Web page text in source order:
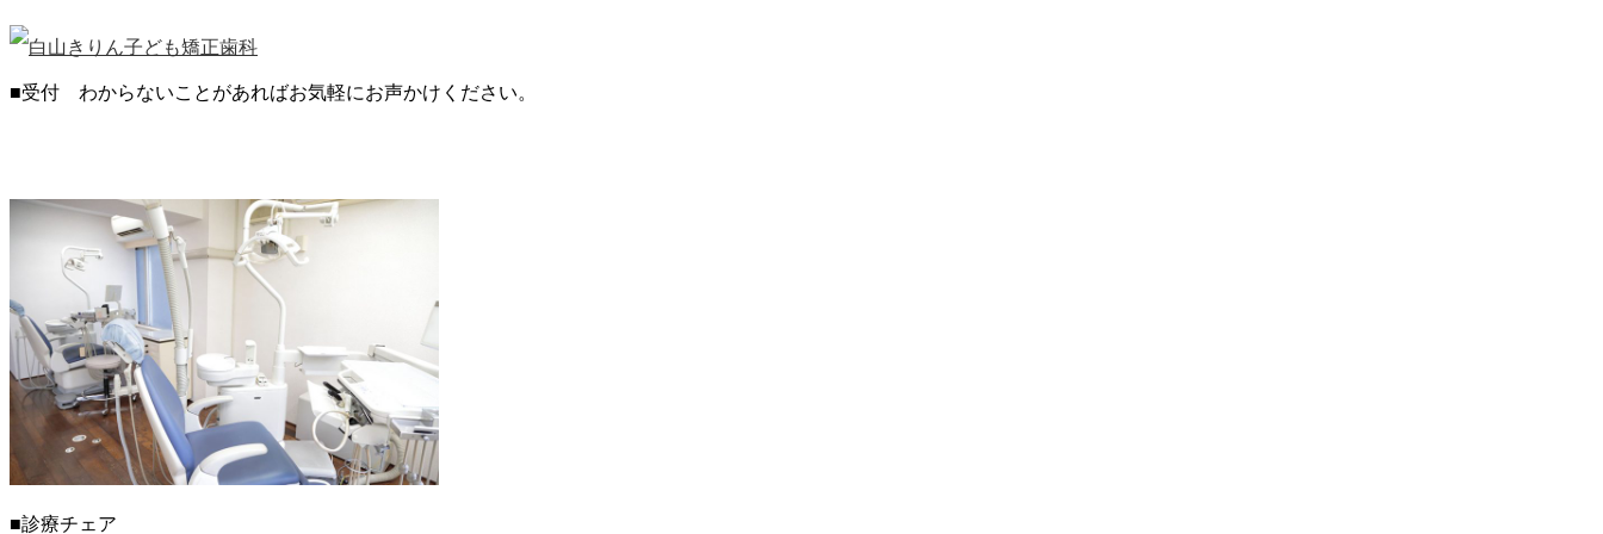
■受付 わからないことがあればお気軽にお声かけください。
■診療チェア